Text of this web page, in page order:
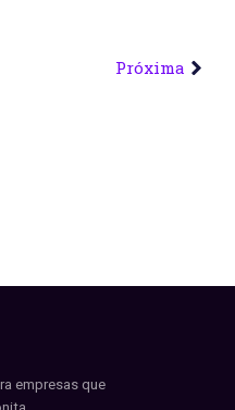
Próxima
empresas que